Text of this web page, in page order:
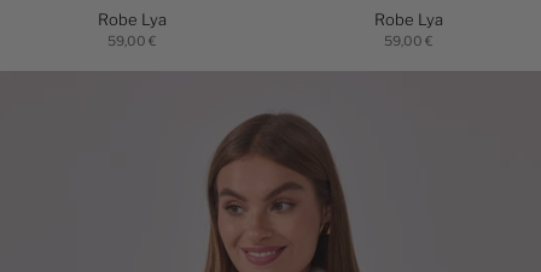
Robe Lya
59,00 €
Robe Lya
59,00 €